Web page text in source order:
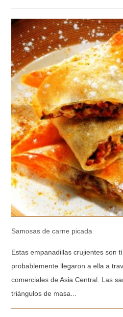
Samosas de carne picada
Estas empanadillas crujientes son
probablemente llegaron a ella a
comerciales de Asia Central. Las
triángulos de masa...